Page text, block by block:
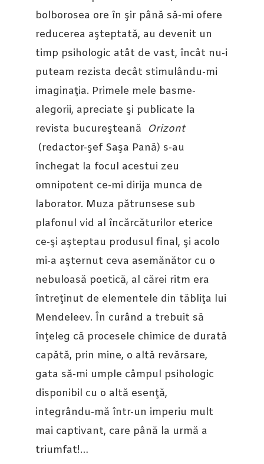
bolborosea ore în şir până să-mi ofere
reducerea aşteptată, au devenit un
timp psihologic atât de vast, încât nu-i
puteam rezista decât stimulându-mi
imaginaţia. Primele mele basme-
alegorii, apreciate şi publicate la
revista bucureşteană
Orizont
(redactor-şef Saşa Pană) s-au
închegat la focul acestui zeu
omnipotent ce-mi dirija munca de
laborator. Muza pătrunsese sub
plafonul vid al încărcăturilor eterice
ce-şi aşteptau produsul final, şi acolo
mi-a aşternut ceva asemănător cu o
nebuloasă poetică, al cărei ritm era
întreţinut de elementele din tăbliţa lui
Mendeleev. În curând a trebuit să
înţeleg că procesele chimice de durată
capătă, prin mine, o altă revărsare,
gata să-mi umple câmpul psihologic
disponibil cu o altă esenţă,
integrându-mă într-un imperiu mult
mai captivant, care până la urmă a
triumfat!…